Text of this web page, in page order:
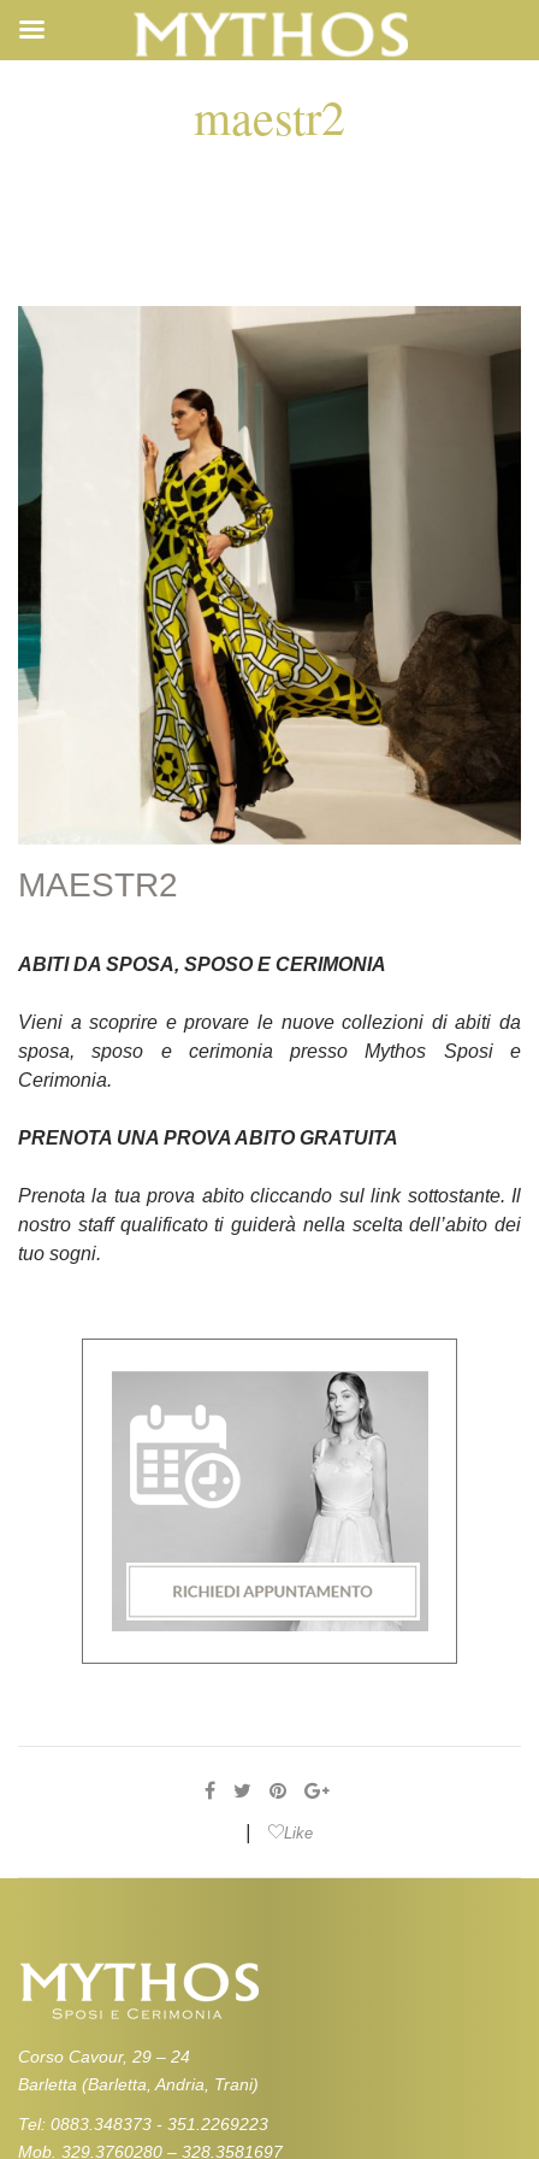
maestr2
MAESTR2
ABITI DA SPOSA, SPOSO E CERIMONIA
Vieni a scoprire e provare le nuove collezioni di abiti da
sposa, sposo e cerimonia presso Mythos Sposi e
Cerimonia.
PRENOTA UNA PROVA ABITO GRATUITA
Prenota la tua prova abito cliccando sul link sottostante. Il
nostro staff qualificato ti guiderà nella scelta dell’abito dei
tuo sogni.
Like
Corso Cavour, 29 – 24
Barletta (Barletta, Andria, Trani)
Tel: 0883.348373 - 351.2269223
Mob. 329.3760280 – 328.3581697